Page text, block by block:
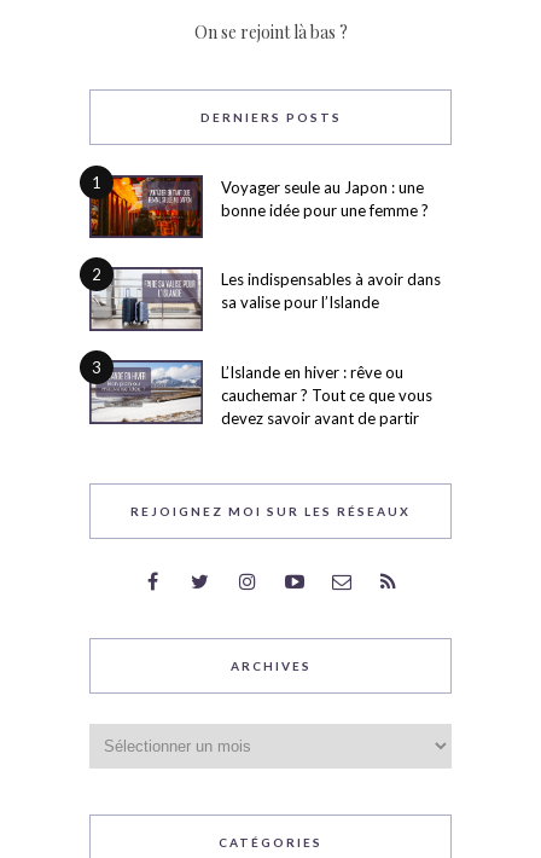
On se rejoint là bas ?
DERNIERS POSTS
1
Voyager seule au Japon : une
bonne idée pour une femme ?
2
Les indispensables à avoir dans
sa valise pour l’Islande
3
L’Islande en hiver : rêve ou
cauchemar ? Tout ce que vous
devez savoir avant de partir
REJOIGNEZ MOI SUR LES RÉSEAUX
ARCHIVES
CATÉGORIES